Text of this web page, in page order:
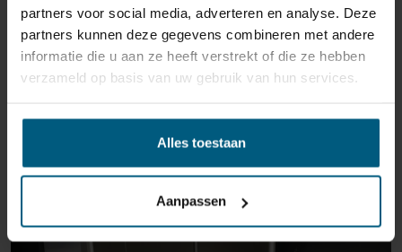
partners voor social media, adverteren en analyse. Deze
partners kunnen deze gegevens combineren met andere
informatie die u aan ze heeft verstrekt of die ze hebben
verzameld op basis van uw gebruik van hun services.
Alles toestaan
Aanpassen